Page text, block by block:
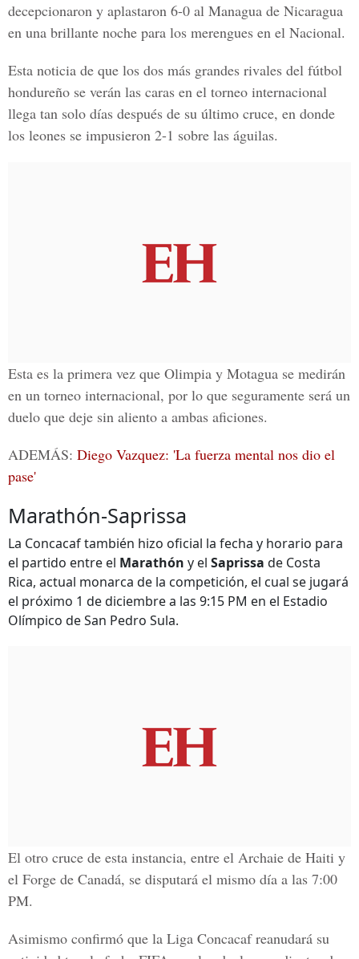
decepcionaron y aplastaron 6-0 al Managua de Nicaragua
en una brillante noche para los merengues en el Nacional.
Esta noticia de que los dos más grandes rivales del fútbol
hondureño se verán las caras en el torneo internacional
llega tan solo días después de su último cruce, en donde
los leones se impusieron 2-1 sobre las águilas.
Esta es la primera vez que Olimpia y Motagua se medirán
en un torneo internacional, por lo que seguramente será un
duelo que deje sin aliento a ambas aficiones.
ADEMÁS: Diego Vazquez: 'La fuerza mental nos dio el
pase'
Marathón-Saprissa
La Concacaf también hizo oficial la fecha y horario para
el partido entre el Marathón y el Saprissa de Costa
Rica, actual monarca de la competición, el cual se jugará
el próximo 1 de diciembre a las 9:15 PM en el Estadio
Olímpico de San Pedro Sula.
El otro cruce de esta instancia, entre el Archaie de Haiti y
el Forge de Canadá, se disputará el mismo día a las 7:00
PM.
Asimismo confirmó que la Liga Concacaf reanudará su